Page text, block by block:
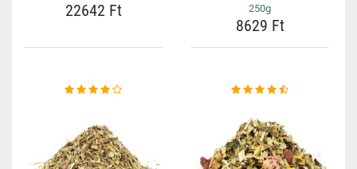
22642 Ft
250g
8629 Ft